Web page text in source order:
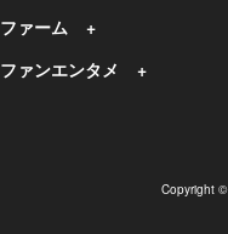
ファーム
ファンエンタメ
Copyright